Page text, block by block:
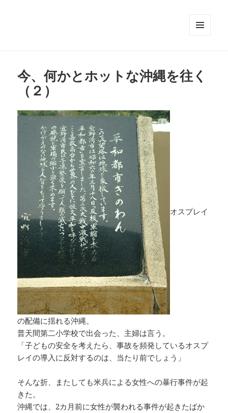
今、何かとホットな沖縄を往く
（２）
オスプレイ
の配備に揺れる沖縄。
普天間第二小学校で出会った、主婦は言う。
「子どもの安全を考えたら、事故を頻発しているオスプ
レイの導入に反対するのは、当たり前でしょう」
そんな折、またしても米兵による女性への暴行事件が起
きた。
沖縄では、2カ月前に女性が襲われる事件が起きたばか